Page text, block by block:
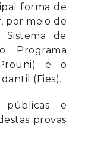
forma de
por meio de
Sistema de
Programa
e o
(Fies).
públicas e
provas